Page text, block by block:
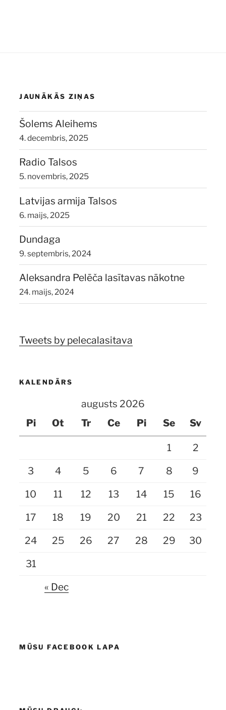
JAUNĀKĀS ZIŅAS
Šolems Aleihems
4. decembris, 2025
Radio Talsos
5. novembris, 2025
Latvijas armija Talsos
6. maijs, 2025
Dundaga
9. septembris, 2024
Aleksandra Pelēča lasītavas nākotne
24. maijs, 2024
Tweets by pelecalasitava
KALENDĀRS
augusts 2026
Pi
Ot Tr Ce Pi Se Sv
1
2
3
4 5 6 7 8
9
10
11 12 13 14 15
16
17
18 19 20 21 22
23
24
25 26 27 28 29
30
31
« Dec
MŪSU FACEBOOK LAPA